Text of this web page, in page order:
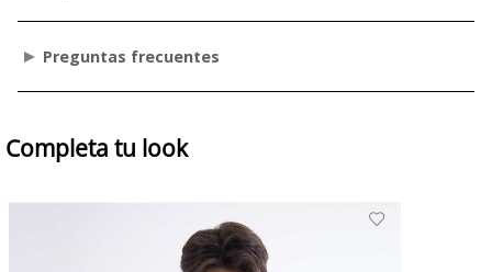
Preguntas frecuentes
Completa tu look